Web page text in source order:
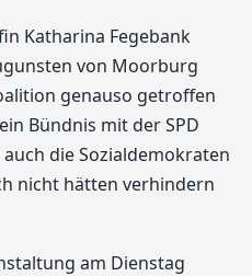
Katharina Fegebank
von Moorburg
genauso getroffen
Bündnis mit der SPD
die Sozialdemokraten
nicht hätten verhindern
am Dienstag